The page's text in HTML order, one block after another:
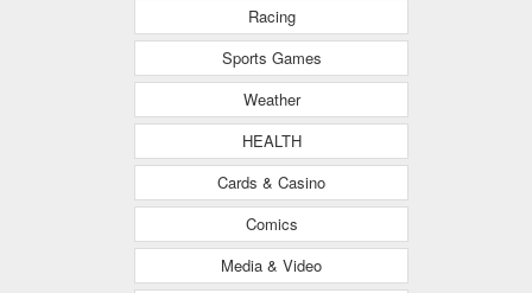
Racing
Sports Games
Weather
HEALTH
Cards & Casino
Comics
Media & Video